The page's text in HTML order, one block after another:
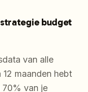
budget
van alle
maanden hebt
70% van je